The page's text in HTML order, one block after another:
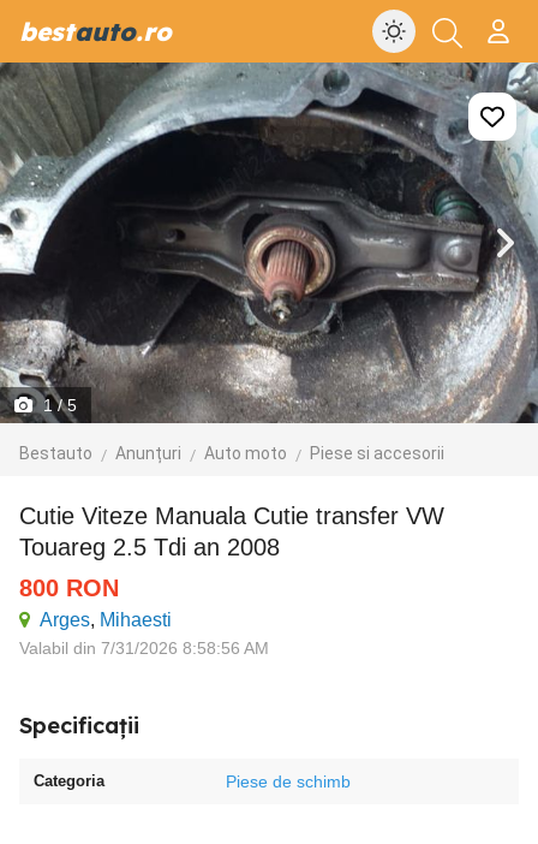
bestauto.ro
1/ 5
Bestauto Anunțuri Auto moto Piese si accesorii
Cutie Viteze Manuala Cutie transfer VW
Touareg 2.5 Tdi an 2008
800 RON
Arges, Mihaesti
Valabil din 7/31/2026 8:58:56 AM
Specificații
Categoria Piese de schimb